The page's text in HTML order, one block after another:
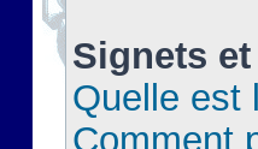
Signets
Quelle est
Comment